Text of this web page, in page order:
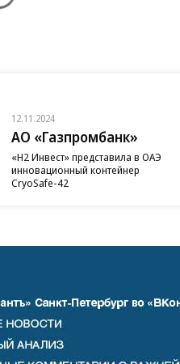
12.11.2024
АО «Газпромбанк»
«H2 Инвест» представила в ОАЭ
инновационный контейнер
CryoSafe-42